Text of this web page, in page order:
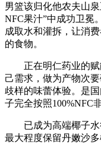
男篮该归化他农夫山
NFC果汁”中成功卫冕
成取水和灌拆，让消
的食物。
正在明仁药业的赋
己需求，做为产物次
歧样的味蕾体验。是
子完全按照100%NFC
已成为高端椰子水
最大程度保留丹嫩沙